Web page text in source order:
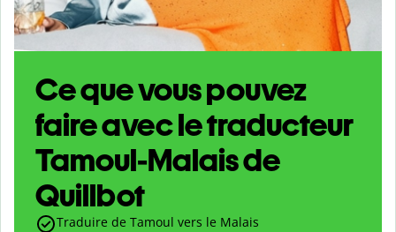
Ce que vous pouvez
faire avec le traducteur
Tamoul-Malais de
Quillbot
Traduire de Tamoul vers le Malais